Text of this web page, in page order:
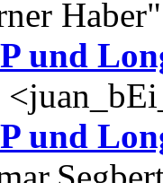
und
und